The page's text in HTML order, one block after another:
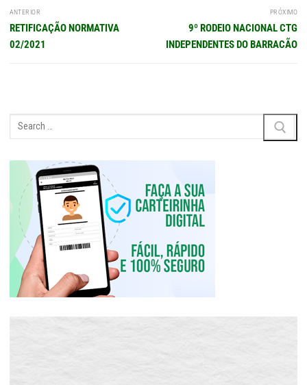
Navegação
de
Post
ANTERIOR
Post
anterior:
RETIFICAÇÃO NORMATIVA
02/2021
PRÓXIMO
Próximo
post:
9º RODEIO NACIONAL CTG
INDEPENDENTES DO BARRACÃO
Pesquisar
por: